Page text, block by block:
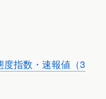
度指数・速報値（3